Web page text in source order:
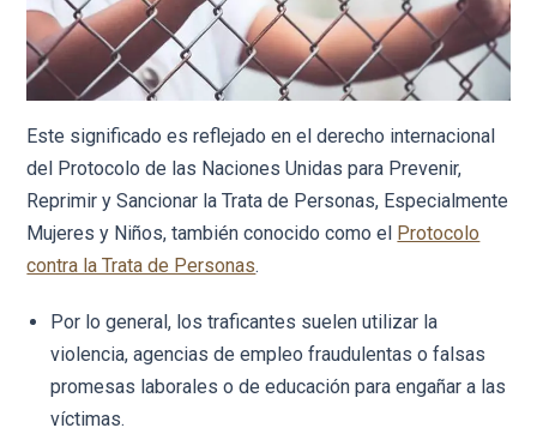
Este significado es reflejado en el derecho internacional
del Protocolo de las Naciones Unidas para Prevenir,
Reprimir y Sancionar la Trata de Personas, Especialmente
Mujeres y Niños, también conocido como el
Protocolo
contra la Trata de Personas.
Por lo general, los traficantes suelen utilizar la
violencia, agencias de empleo fraudulentas o falsas
promesas laborales o de educación para engañar a las
víctimas.